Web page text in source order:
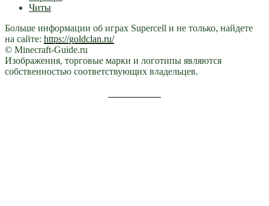
Читы
Больше информации об играх Supercell и не только, найдете
на сайте: https://goldclan.ru/
© Minecraft-Guide.ru
Изображения, торговые марки и логотипы являются
собственностью соответствующих владельцев.